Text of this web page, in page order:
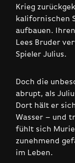
Krieg
kalifornischen
aufbauen.
Lees Bruder
Spieler Julius.
Doch die
abrupt, als
Dort hält er
Wasser – und
fühlt sich
zunehmend
im Leben.